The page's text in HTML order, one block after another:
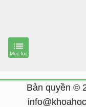
Bản quyền ©